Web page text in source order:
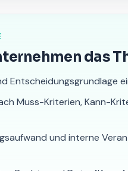
das
Entscheidungsgrundlage
Muss-Kriterien, Kann-
und interne